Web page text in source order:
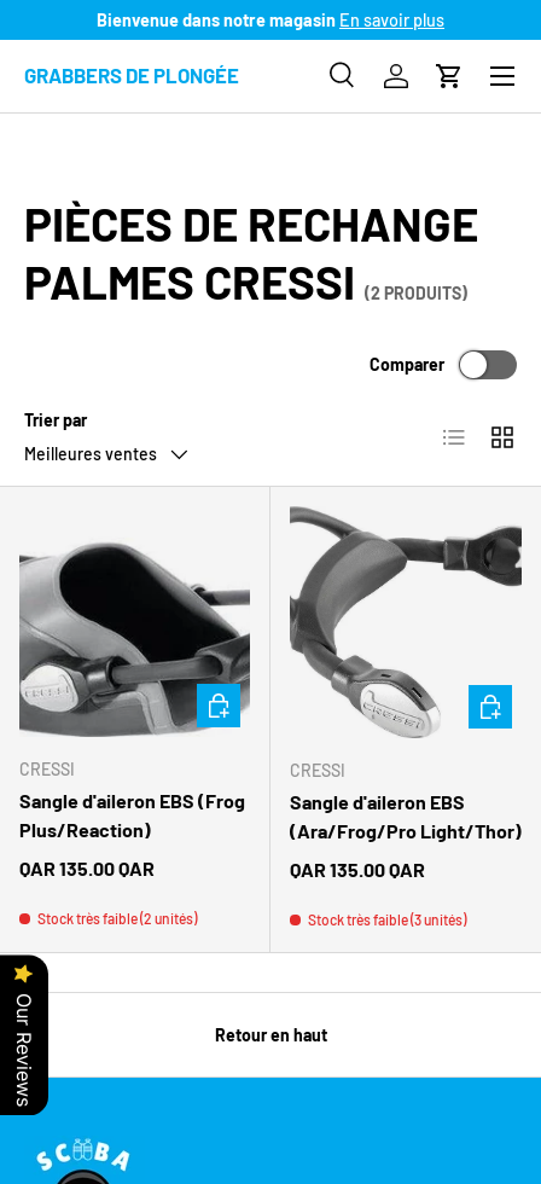
ALLER AU CONTENU
Bienvenue dans notre magasin En savoir plus
GRABBERS DE PLONGÉE
Recherche
Type de produit
RechercheSe connecter
Panier
Menu
PIÈCES DE RECHANGE
PALMES CRESSI (2 PRODUITS)
Trier par
Meilleures ventes
Comparer
Liste Grille
CRESSI
Sangle d'aileron EBS (Frog
Plus/Reaction)
Prix habituel
QAR 135.00 QAR
Stock très faible (2 unités)
CHOISIR LES OPTIONS
CRESSI
Sangle d'aileron EBS
(Ara/Frog/Pro Light/Thor)
Prix habituel
QAR 135.00 QAR
Stock très faible (3 unités)
Retour en haut
Our Reviews